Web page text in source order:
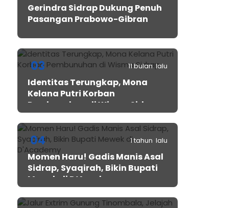
Gerindra Sidrap Dukung Penuh
Pasangan Prabowo-Gibran
03 11 bulan lalu
Identitas Terungkap, Mona
Kelana Putri Korban
Pembunuhan di Wisma Sidrap
04 1 tahun lalu
Momen Haru! Gadis Manis Asal
Sidrap, Syaqirah, Bikin Bupati
Mewek di D’Academy​